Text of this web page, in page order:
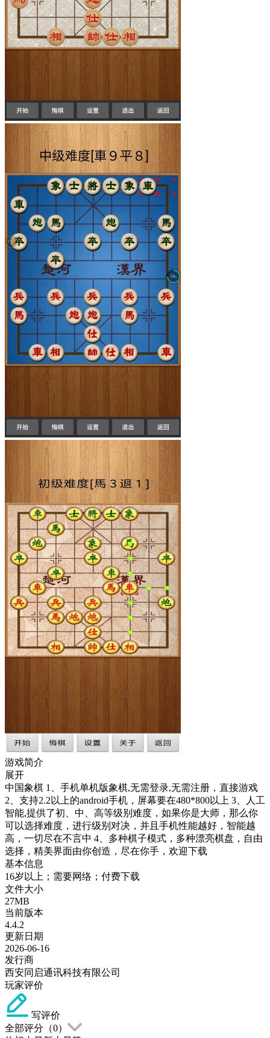
游戏简介
展开
中国象棋 1、手机单机版象棋,无需登录,无需注册，直接游戏
2、支持2.2以上的android手机，屏幕要在480*800以上 3、人工
智能,提供了初、中、高等级别难度，如果你是大师，那么你
可以选择难度，进行级别对决，并且手机性能越好，智能越
高，一切尽在不言中 4、多种棋子模式，多种漂亮棋盘，自由
选择，精美界面由你创造，尽在你手，欢迎下载
基本信息
16岁以上；需要网络；付费下载
文件大小
27MB
当前版本
4.4.2
更新日期
2026-06-16
发行商
西安同启通讯科技有限公司
玩家评价
写评价
全部评分（0）